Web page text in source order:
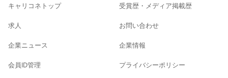
キャリコネトップ
求人
企業ニュース
会員ID管理
受賞歴・メディア掲載歴
お問い合わせ
企業情報
プライバシーポリシー